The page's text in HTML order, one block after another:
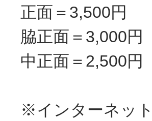
正面＝3,500円
脇正面＝3,000円
中正面＝2,500円
※インターネッ